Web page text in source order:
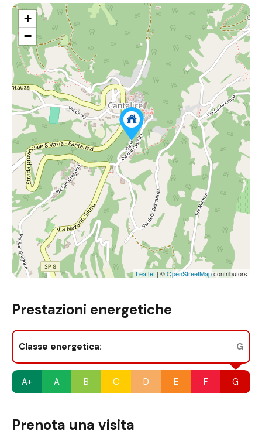
+
−
Leaflet | ©OpenStreetMapcontributors
Prestazioni energetiche
Classe energetica: G
A+ A B C D E F G
Prenota una visita